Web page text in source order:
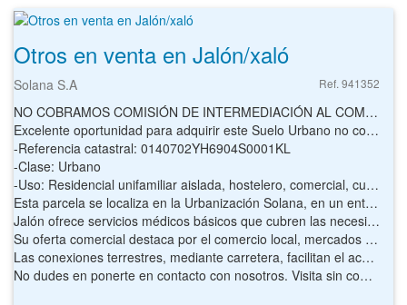
Otros en venta en Jalón/xaló
Solana S.A Ref. 941352
NO COBRAMOS COMISIÓN DE INTERMEDIACIÓN AL COMPRADOR
Excelente oportunidad para adquirir este Suelo Urbano no consolidado con en Jalón, en la provincia de Alicante.
-Referencia catastral: 0140702YH6904S0001KL
-Clase: Urbano
-Uso: Residencial unifamiliar aislada, hostelero, comercial, cultural y recreativo
Esta parcela se localiza en la Urbanización Solana, en un entorno de calidad paisajística, a tan solo 6 minutos del centro del núcleo urbano de Jalón, de uso residencial unifamiliar aislada, hostelero, comercial, cultural y recreativo.
Jalón ofrece servicios médicos básicos que cubren las necesidades esenciales de la población, con acceso a centros de salud cercanos en municipios vecinos. En el ámbito educativo, dispone de centros escolares para educación infantil y primaria, con opciones de secundaria y formación superior en localidades próximas.
Su oferta comercial destaca por el comercio local, mercados tradicionales y productos artesanales.
Las conexiones terrestres, mediante carretera, facilitan el acceso a otras zonas de la Marina Alta y a la costa. Rodeado de naturaleza, Jalón combina tranquilidad, calidad de vida y atractivo turístico.
No dudes en ponerte en contacto con nosotros. Visita sin compromiso. Más información rellenando el formulario de contacto o por teléfono. Estaremos encantados de atenderte.